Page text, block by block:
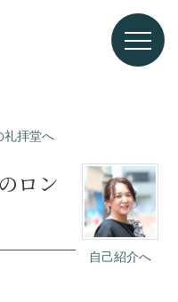
礼拝堂へ
自己紹介へ
ロン